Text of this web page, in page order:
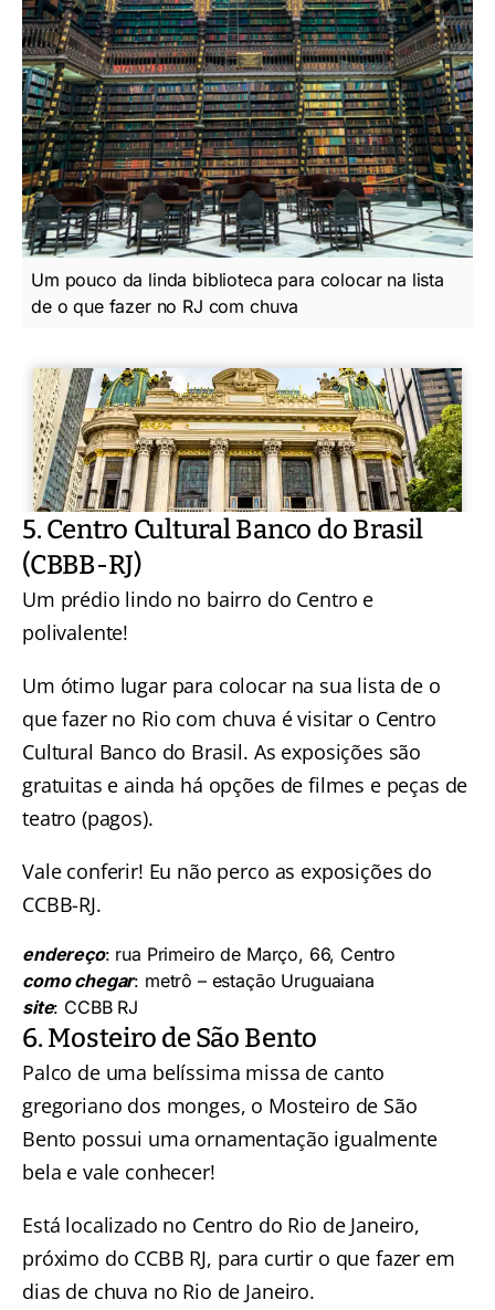
Um pouco da linda biblioteca para colocar na lista
de o que fazer no RJ com chuva
5. Centro Cultural Banco do Brasil
(CBBB-RJ)
Um prédio lindo no bairro do Centro e
polivalente!
Um ótimo lugar para colocar na sua lista de o
que fazer no Rio com chuva é visitar o Centro
Cultural Banco do Brasil. As exposições são
gratuitas e ainda há opções de filmes e peças de
teatro (pagos).
Vale conferir! Eu não perco as exposições do
CCBB-RJ.
endereço: rua Primeiro de Março, 66, Centro
como chegar: metrô – estação Uruguaiana
site: CCBB RJ
6. Mosteiro de São Bento
Palco de uma belíssima missa de canto
gregoriano dos monges, o Mosteiro de São
Bento possui uma ornamentação igualmente
bela e vale conhecer!
Está localizado no Centro do Rio de Janeiro,
próximo do CCBB RJ, para curtir o que fazer em
dias de chuva no Rio de Janeiro.